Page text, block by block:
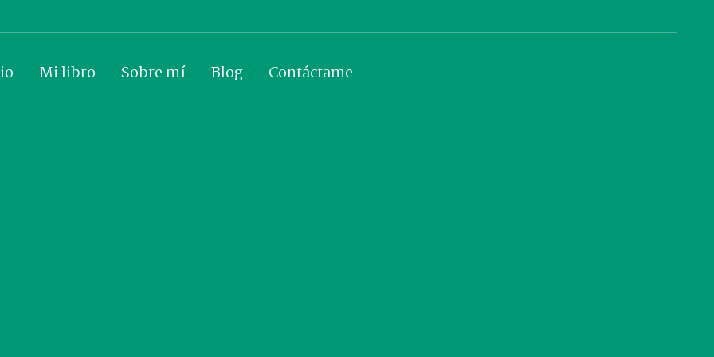
Mi libro Sobre mí Blog Contáctame